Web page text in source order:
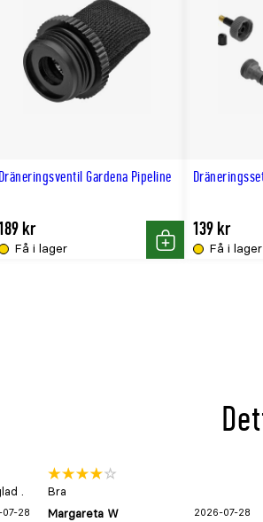
Dräneringsventil Gardena Pipeline
Få i lager
kr
Köp Få i lager
139 kr
.
28
Bra
Margareta W
2026-07-28